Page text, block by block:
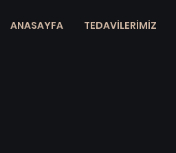
ANASAYFA TEDAVİLERİMİZ